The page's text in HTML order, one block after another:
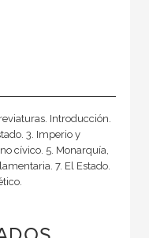
Introducción.
3. Imperio y
cívico. 5. Monarquía,
7. El Estado.